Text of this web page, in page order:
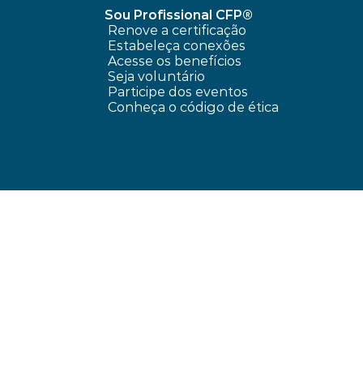
Sou Profissional CFP®
Renove a certificação
Estabeleça conexões
Acesse os benefícios
Seja voluntário
Participe dos eventos
Conheça o código de ética